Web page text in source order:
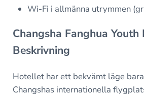
Wi-Fi i allmänna utrymmen
Changsha Fanghua Youth
Beskrivning
Hotellet har ett bekvämt läge
Changshas internationella